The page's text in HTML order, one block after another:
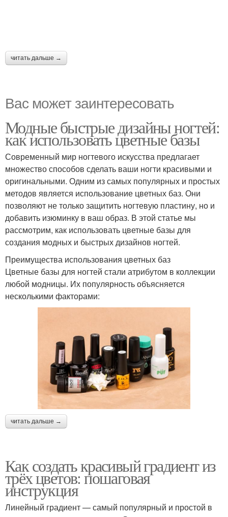
читать дальше →
Вас может заинтересовать
Модные быстрые дизайны ногтей:
как использовать цветные базы
Современный мир ногтевого искусства предлагает
множество способов сделать ваши ногти красивыми и
оригинальными. Одним из самых популярных и простых
методов является использование цветных баз. Они
позволяют не только защитить ногтевую пластину, но и
добавить изюминку в ваш образ. В этой статье мы
рассмотрим, как использовать цветные базы для
создания модных и быстрых дизайнов ногтей.
Преимущества использования цветных баз
Цветные базы для ногтей стали атрибутом в коллекции
любой модницы. Их популярность объясняется
несколькими факторами:
читать дальше →
Как создать красивый градиент из
трёх цветов: пошаговая
инструкция
Линейный градиент — самый популярный и простой в